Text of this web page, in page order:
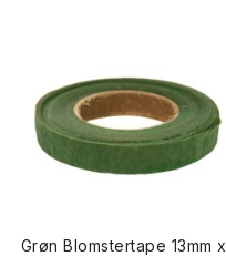
Grøn Blomstertape 13mm x